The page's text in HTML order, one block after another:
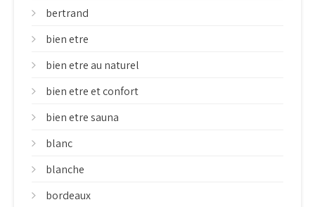
bertrand
bien etre
bien etre au naturel
bien etre et confort
bien etre sauna
blanc
blanche
bordeaux